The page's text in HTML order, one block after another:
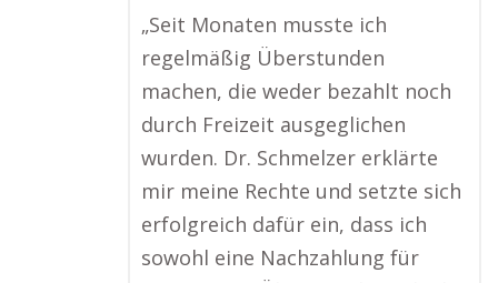
„Seit Monaten musste ich
regelmäßig Überstunden
machen, die weder bezahlt noch
durch Freizeit ausgeglichen
wurden. Dr. Schmelzer erklärte
mir meine Rechte und setzte sich
erfolgreich dafür ein, dass ich
sowohl eine Nachzahlung für